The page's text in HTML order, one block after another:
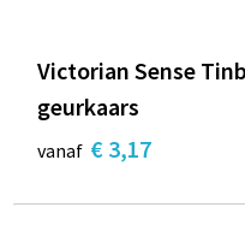
Victorian Sense
geurkaars
vanaf € 3,17